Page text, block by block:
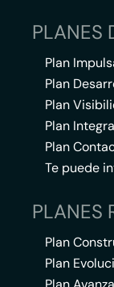
PLANES
Plan
Plan
Plan
Plan
Plan
Te puede
PLANES
Plan
Plan